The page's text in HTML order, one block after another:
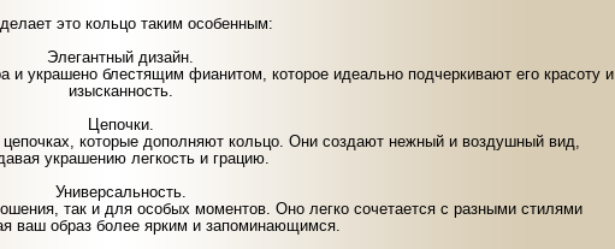
это кольцо таким особенным:
Элегантный дизайн.
и украшено блестящим фианитом, которое идеально подчеркивают его красоту и
изысканность.
Цепочки.
цепочках, которые дополняют кольцо. Они создают нежный и воздушный вид,
украшению легкость и грацию.
Универсальность.
так и для особых моментов. Оно легко сочетается с разными стилями
ваш образ более ярким и запоминающимся.